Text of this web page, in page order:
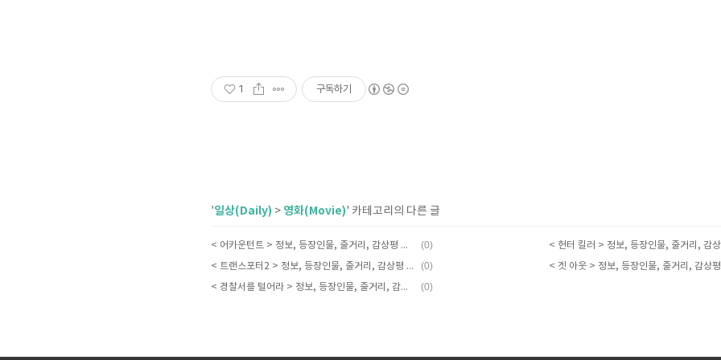
1 구독하기
'일상(Daily) > 영화(Movie)' 카테고리의 다른 글
< 어카운턴트 > 정보, 등장인물, 줄거리, 감상평 및 후기 (0)
< 트랜스포터2 > 정보, 등장인물, 줄거리, 감상평 및 후기 (0) < 겟 아웃 > 정보, 등장인물, 줄거리, 감상평
< 경찰서를 털어라 > 정보, 등장인물, 줄거리, 감상평 및 후기 (0)